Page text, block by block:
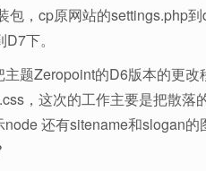
包，cp原网站的settings.php
下。
题Zeropoint的D6版本的更
，这次的工作主要是把散
还有sitename和slogan